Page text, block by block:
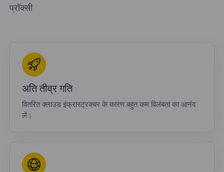
प्रॉक्सी
अति तीव्र गति
वितरित क्लाउड इंफ्रास्ट्रक्चर के कारण बहुत कम विलंबता का आनंद
लें।